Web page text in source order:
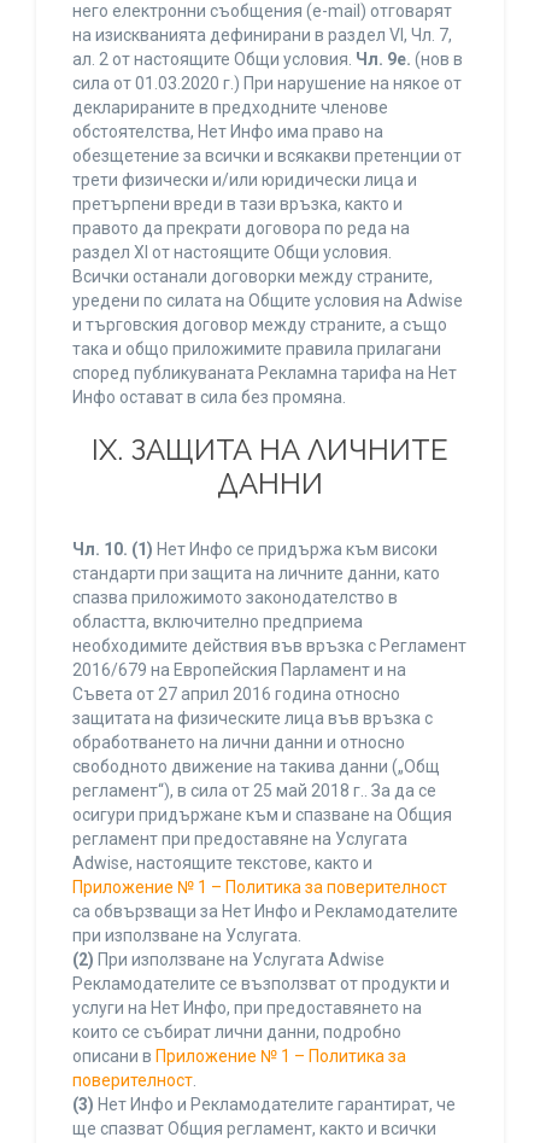
него електронни съобщения (e-mail) отговарят
на изискванията дефинирани в раздел VI, Чл. 7,
ал. 2 от настоящите Общи условия. Чл. 9е. (нов в
сила от 01.03.2020 г.) При нарушение на някое от
декларираните в предходните членове
обстоятелства, Нет Инфо има право на
обезщетение за всички и всякакви претенции от
трети физически и/или юридически лица и
претърпени вреди в тази връзка, както и
правото да прекрати договора по реда на
раздел XI от настоящите Общи условия.
Всички останали договорки между страните,
уредени по силата на Общите условия на Adwise
и търговския договор между страните, а също
така и общо приложимите правила прилагани
според публикуваната Рекламна тарифа на Нет
Инфо остават в сила без промяна.
IХ. ЗАЩИТА НА ЛИЧНИТЕ
ДАННИ
Чл. 10. (1) Нет Инфо се придържа към високи
стандарти при защита на личните данни, като
спазва приложимото законодателство в
областта, включително предприема
необходимите действия във връзка с Регламент
2016/679 на Европейския Парламент и на
Съвета от 27 април 2016 година относно
защитата на физическите лица във връзка с
обработването на лични данни и относно
свободното движение на такива данни („Общ
регламент“), в сила от 25 май 2018 г.. За да се
осигури придържане към и спазване на Общия
регламент при предоставяне на Услугата
Adwise, настоящите текстове, както и
Приложение № 1 – Политика за поверителност
са обвързващи за Нет Инфо и Рекламодателите
при използване на Услугата.
(2) При използване на Услугата Adwise
Рекламодателите се възползват от продукти и
услуги на Нет Инфо, при предоставянето на
които се събират лични данни, подробно
описани в Приложение № 1 – Политика за
поверителност.
(3) Нет Инфо и Рекламодателите гарантират, че
ще спазват Общия регламент, както и всички